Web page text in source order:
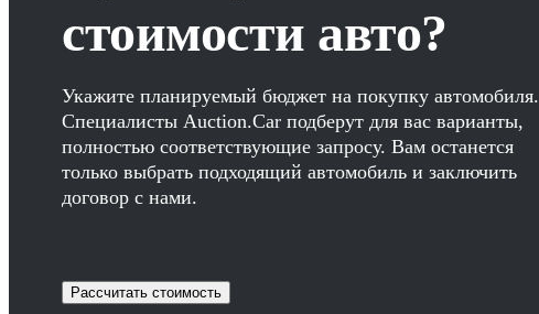
стоимости авто?
Укажите планируемый бюджет на покупку автомобиля.
Специалисты Auction.Car подберут для вас варианты,
полностью соответствующие запросу. Вам останется
только выбрать подходящий автомобиль и заключить
договор с нами.
Рассчитать стоимость